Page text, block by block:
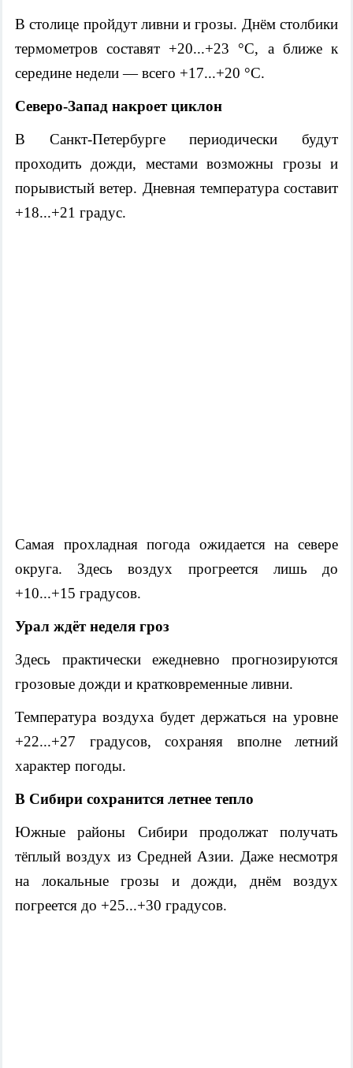
В столице пройдут ливни и грозы. Днём столбики
термометров составят +20...+23 °C, а ближе к
середине недели — всего +17...+20 °C.
Северо-Запад накроет циклон
В Санкт-Петербурге периодически будут
проходить дожди, местами возможны грозы и
порывистый ветер. Дневная температура составит
+18...+21 градус.
Самая прохладная погода ожидается на севере
округа. Здесь воздух прогреется лишь до
+10...+15 градусов.
Урал ждёт неделя гроз
Здесь практически ежедневно прогнозируются
грозовые дожди и кратковременные ливни.
Температура воздуха будет держаться на уровне
+22...+27 градусов, сохраняя вполне летний
характер погоды.
В Сибири сохранится летнее тепло
Южные районы Сибири продолжат получать
тёплый воздух из Средней Азии. Даже несмотря
на локальные грозы и дожди, днём воздух
погреется до +25...+30 градусов.